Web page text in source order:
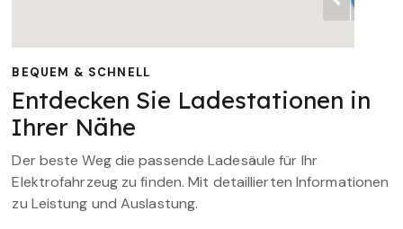
BEQUEM & SCHNELL
Entdecken Sie Ladestationen in
Ihrer Nähe
Der beste Weg die passende Ladesäule für Ihr
Elektrofahrzeug zu finden. Mit detaillierten Informationen
zu Leistung und Auslastung.